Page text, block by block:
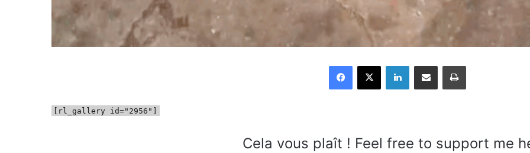
Facebook
X LinkedinPartager par email Imprimer
[rl_gallery id="2956"]
Cela vous plaît ! Feel free to support me